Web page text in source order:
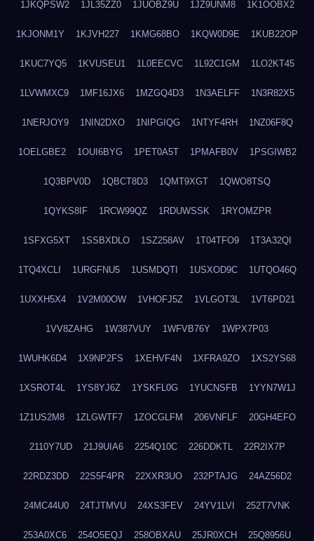
1JKQPSW2 1JL35ZZ0 1JUOBZ9U 1JZ9UNM8 1K1OOBX2
1KJONM1Y 1KJVH227 1KMG68BO 1KQW0D9E 1KUB22OP
1KUC7YQ5 1KVUSEU1 1L0EECVC 1L92C1GM 1LO2KT45
1LVWMXC9 1MF16JX6 1MZGQ4D3 1N3AELFF 1N3R82X5
1NERJOY9 1NIN2DXO 1NIPGIQG 1NTYF4RH 1NZ06F8Q
1OELGBE2 1OUI6BYG 1PET0A5T 1PMAFB0V 1PSGIWB2
1Q3BPV0D 1QBCT8D3 1QMT9XGT 1QWO8TSQ
1QYKS8IF 1RCW99QZ 1RDUWSSK 1RYOMZPR
1SFXG5XT 1SSBXDLO 1SZ258AV 1T04TFO9 1T3A32QI
1TQ4XCLI 1URGFNU5 1USMDQTI 1USXOD9C 1UTQO46Q
1UXXH5X4 1V2M00OW 1VHOFJ5Z 1VLGOT3L 1VT6PD21
1VV8ZAHG 1W387VUY 1WFVB76Y 1WPX7P03
1WUHK6D4 1X9NP2FS 1XEHVF4N 1XFRA9ZO 1XS2YS68
1XSROT4L 1YS8YJ6Z 1YSKFL0G 1YUCNSFB 1YYN7W1J
1Z1US2M8 1ZLGWTF7 1ZOCGLFM 206VNFLF 20GH4EFO
2110Y7UD 21J9UIA6 2254Q10C 226DDKTL 22R2IX7P
22RDZ3DD 22S5F4PR 22XXR3UO 232PTAJG 24AZ56D2
24MC44U0 24TJTMVU 24XS3FEV 24YV1LVI 252T7VNK
253A0XC6 254O5EQJ 258OBXAU 25JR0XCH 25Q8956U